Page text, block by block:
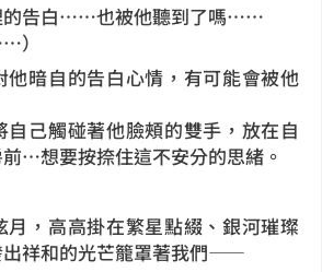
的告白……也被他聽到了嗎……
）
他暗自的告白心情，有可能會被他
自己觸碰著他臉頰的雙手，放在自
…想要按捺住這不安分的思緒。
月，高高掛在繁星點綴、銀河璀璨
出祥和的光芒籠罩著我們——